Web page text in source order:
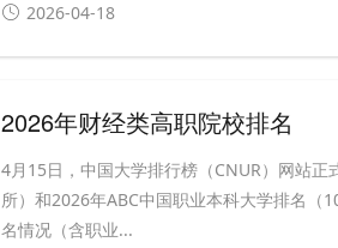
2026-04-18
2026年财经类高职院校排名
4月15日，中国大学排行榜（CNUR）网站
所）和2026年ABC中国职业本科大学排名（
名情况（含职业...